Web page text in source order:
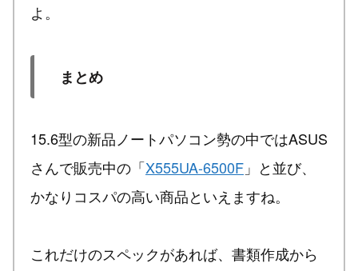
よ。
まとめ
15.6型の新品ノートパソコン勢の中ではASUS
さんで販売中の「X555UA-6500F 」と並び、
かなりコスパの高い商品といえますね。
これだけのスペックがあれば、書類作成から